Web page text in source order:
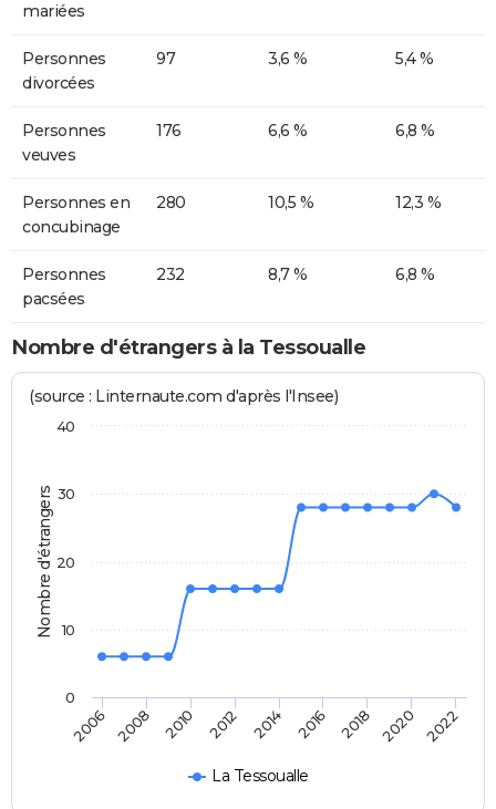
mariées
Personnes
divorcées
97 3,6 % 5,4 %
Personnes
veuves
176 6,6 % 6,8 %
Personnes en
concubinage
280 10,5 % 12,3 %
Personnes
pacsées
232 8,7 % 6,8 %
Nombre d'étrangers à la Tessoualle
Nombre d'étrangers
(source : Linternaute.com d'après l'Insee)
La Tessoualle
2006 2008 2010 2012 2014 2016 2018 2020 2022
0
10
20
30
40